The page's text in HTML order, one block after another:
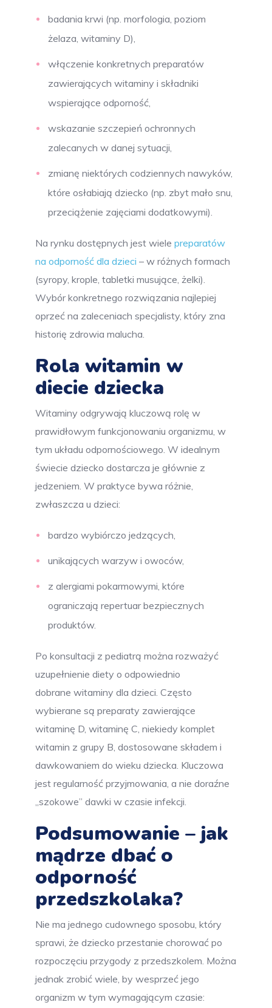
badania krwi (np. morfologia, poziom
żelaza, witaminy D),
włączenie konkretnych preparatów
zawierających witaminy i składniki
wspierające odporność,
wskazanie szczepień ochronnych
zalecanych w danej sytuacji,
zmianę niektórych codziennych nawyków,
które osłabiają dziecko (np. zbyt mało snu,
przeciążenie zajęciami dodatkowymi).
Na rynku dostępnych jest wiele preparatów
na odporność dla dzieci – w różnych formach
(syropy, krople, tabletki musujące, żelki).
Wybór konkretnego rozwiązania najlepiej
oprzeć na zaleceniach specjalisty, który zna
historię zdrowia malucha.
Rola witamin w
diecie dziecka
Witaminy odgrywają kluczową rolę w
prawidłowym funkcjonowaniu organizmu, w
tym układu odpornościowego. W idealnym
świecie dziecko dostarcza je głównie z
jedzeniem. W praktyce bywa różnie,
zwłaszcza u dzieci:
bardzo wybiórczo jedzących,
unikających warzyw i owoców,
z alergiami pokarmowymi, które
ograniczają repertuar bezpiecznych
produktów.
Po konsultacji z pediatrą można rozważyć
uzupełnienie diety o odpowiednio
dobrane witaminy dla dzieci. Często
wybierane są preparaty zawierające
witaminę D, witaminę C, niekiedy komplet
witamin z grupy B, dostosowane składem i
dawkowaniem do wieku dziecka. Kluczowa
jest regularność przyjmowania, a nie doraźne
„szokowe” dawki w czasie infekcji.
Podsumowanie – jak
mądrze dbać o
odporność
przedszkolaka?
Nie ma jednego cudownego sposobu, który
sprawi, że dziecko przestanie chorować po
rozpoczęciu przygody z przedszkolem. Można
jednak zrobić wiele, by wesprzeć jego
organizm w tym wymagającym czasie: